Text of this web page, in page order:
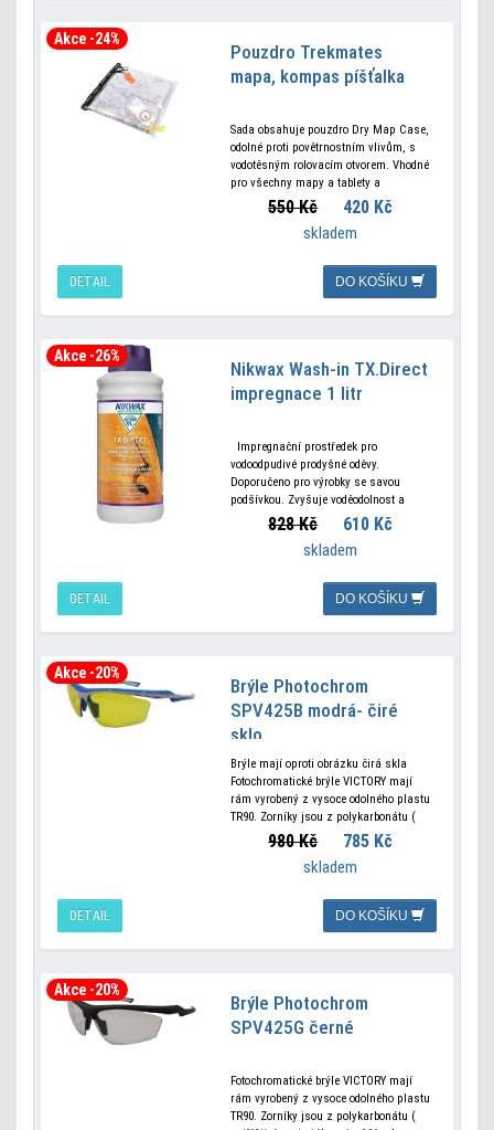
Pouzdro Trekmates
mapa, kompas píšťalka
Akce -24%
Sada obsahuje pouzdro Dry Map Case,
odolné proti povětrnostním vlivům, s
vodotěsným rolovacím otvorem. Vhodné
pro všechny mapy a tablety a
kompatibilní s dotykovou obrazovkou
pro telefony a
550 Kč 420 Kč
skladem
DETAIL DO KOŠÍKU
Nikwax Wash-in TX.Direct
impregnace 1 litr
Akce -26%
Impregnační prostředek pro
vodoodpudivé prodyšné oděvy.
Doporučeno pro výrobky se savou
podšívkou. Zvyšuje voděodolnost a
obnovuje prodyšnost materiálů. Snadné
použití pomocí mechanického
rozprašovače. Vhodný pro zátěry,
828 Kč 610 Kč
skladem
DETAIL DO KOŠÍKU
Brýle Photochrom
SPV425B modrá- čiré
sklo
Akce -20%
Brýle mají oproti obrázku čirá skla
Fotochromatické brýle VICTORY mají
rám vyrobený z vysoce odolného plastu
TR90. Zorníky jsou z polykarbonátu (
netříštivý materiál - nejvyšší ochrana
zraku ) UV 400
980 Kč 785 Kč
skladem
DETAIL DO KOŠÍKU
Brýle Photochrom
SPV425G černé
Akce -20%
Fotochromatické brýle VICTORY mají
rám vyrobený z vysoce odolného plastu
TR90. Zorníky jsou z polykarbonátu (